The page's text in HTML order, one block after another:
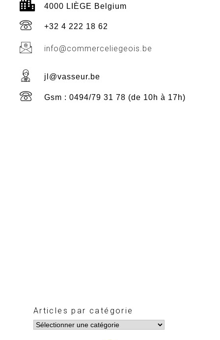
4000 LIÈGE Belgium
+32 4 222 18 62
info@commerceliegeois.be
jl@vasseur.be
Gsm : 0494/79 31 78 (de 10h à 17h)
Articles par catégorie